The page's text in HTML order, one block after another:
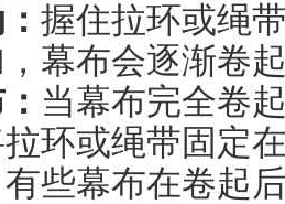
握住拉环或绳
幕布会逐渐卷
当幕布完全卷
环或绳带固定
些幕布在卷起